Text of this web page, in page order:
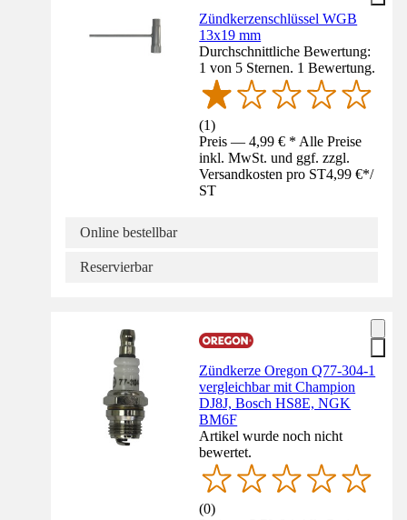
Zündkerzenschlüssel WGB
13x19 mm
Durchschnittliche Bewertung:
1 von 5 Sternen. 1 Bewertung.
(1)
Preis — 4,99 € * Alle Preise
inkl. MwSt. und ggf. zzgl.
Versandkosten pro ST4,99 €*/
ST
Online bestellbar
Reservierbar
Zündkerze Oregon Q77-304-1
vergleichbar mit Champion
DJ8J, Bosch HS8E, NGK
BM6F
Artikel wurde noch nicht
bewertet.
(0)